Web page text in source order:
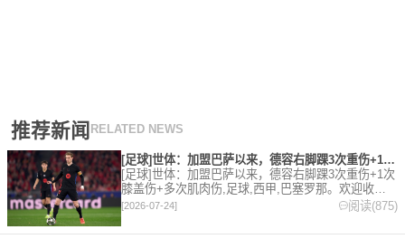
推荐新闻 RELATED NEWS
[足球]世体：加盟巴萨以来，德容右脚踝3次重伤+1次膝盖伤+
[足球]世体：加盟巴萨以来，德容右脚踝3次重伤+1次
膝盖伤+多次肌肉伤,足球,西甲,巴塞罗那。欢迎收藏
本站，24小时为你更新最新的足球，篮球体育资讯。
[2026-07-24] 阅读(875)